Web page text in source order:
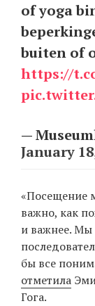
of yoga
buiten of
https://
—
January
«Посещение
важно, как
и важнее. Мы
бы все
отметила
Гога.